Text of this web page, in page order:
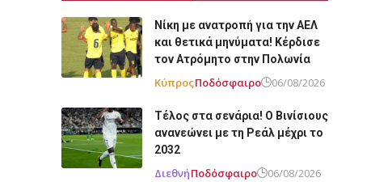
Νίκη με ανατροπή για την ΑΕΛ
και θετικά μηνύματα! Κέρδισε
τον Ατρόμητο στην Πολωνία
ΚύπροςΠοδόσφαιρο 06/08/2026
Τέλος στα σενάρια! Ο Βινίσιους
ανανεώνει με τη Ρεάλ μέχρι το
2032
ΔιεθνήΠοδόσφαιρο 06/08/2026